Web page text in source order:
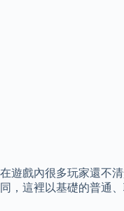
在遊戲內很多玩家還不
同，這裡以基礎的普通